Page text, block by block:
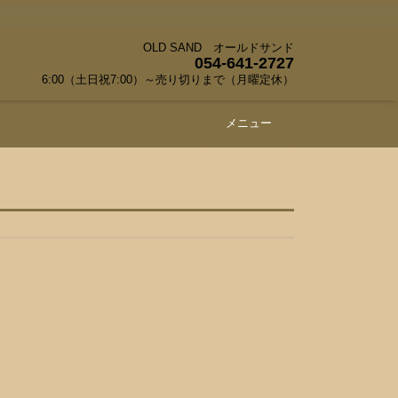
OLD SAND オールドサンド
054-641-2727
6:00（土日祝7:00）～売り切りまで（月曜定休）
メニュー